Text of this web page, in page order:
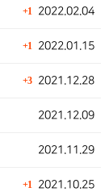
+12022.02.04
+12022.01.15
+32021.12.28
2021.12.09
2021.11.29
+12021.10.25